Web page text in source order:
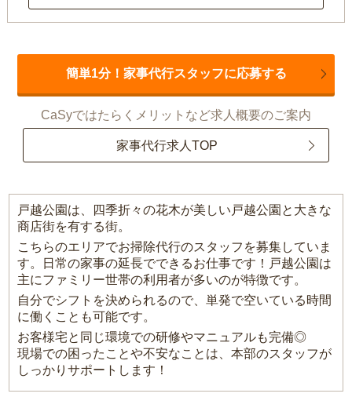
簡単1分！家事代行スタッフに応募する
CaSyではたらくメリットなど求人概要のご案内
家事代行求人TOP
戸越公園は、四季折々の花木が美しい戸越公園と大きな
商店街を有する街。
こちらのエリアでお掃除代行のスタッフを募集していま
す。日常の家事の延長でできるお仕事です！戸越公園は
主にファミリー世帯の利用者が多いのが特徴です。
自分でシフトを決められるので、単発で空いている時間
に働くことも可能です。
お客様宅と同じ環境での研修やマニュアルも完備◎
現場での困ったことや不安なことは、本部のスタッフが
しっかりサポートします！